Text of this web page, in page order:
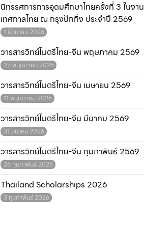
นิทรรศการการอุดมศึกษาไทยครั้งที่ 3 ในงาน
เทศกาลไทย ณ กรุงปักกิ่ง ประจำปี 2569
1 มิถุนายน 2026
วารสารวิทย์ไมตรีไทย-จีน พฤษภาคม 2569
27 พฤษภาคม 2026
วารสารวิทย์ไมตรีไทย-จีน เมษายน 2569
11 พฤษภาคม 2026
วารสารวิทย์ไมตรีไทย-จีน มีนาคม 2569
31 มีนาคม 2026
วารสารวิทย์ไมตรีไทย-จีน กุมภาพันธ์ 2569
26 กุมภาพันธ์ 2026
Thailand Scholarships 2026
3 กุมภาพันธ์ 2026